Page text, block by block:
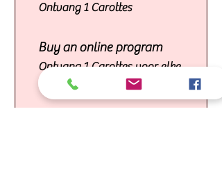
Ontvang 1 Carottes
Buy an online program
Ontvang 1 Carottes voor elke
bestede € 1